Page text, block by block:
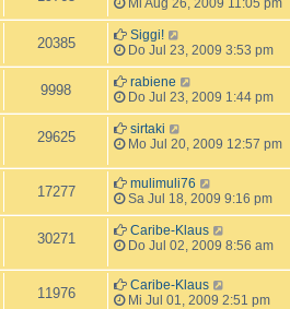
Mi Aug 26, 2009 11:05 pm
20385
Siggi!
Do Jul 23, 2009 3:53 pm
9998
rabiene
Do Jul 23, 2009 1:44 pm
29625
sirtaki
Mo Jul 20, 2009 12:57 pm
17277
mulimuli76
Sa Jul 18, 2009 9:16 pm
30271
Caribe-Klaus
Do Jul 02, 2009 8:56 am
11976
Caribe-Klaus
Mi Jul 01, 2009 2:51 pm